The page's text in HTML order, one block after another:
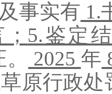
事实有 1.
5.鉴定
。 2025 年
原行政处